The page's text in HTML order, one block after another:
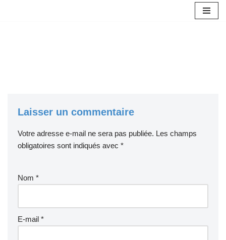
Laisser un commentaire
Votre adresse e-mail ne sera pas publiée. Les champs
obligatoires sont indiqués avec *
Nom *
E-mail *